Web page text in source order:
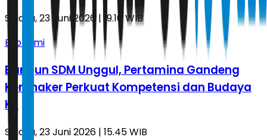
Selasa, 23 Juni 2026 | 19.16 WIB
Ekonomi
Bangun SDM Unggul, Pertamina Gandeng
Kemnaker Perkuat Kompetensi dan Budaya
K3
Selasa, 23 Juni 2026 | 15.45 WIB